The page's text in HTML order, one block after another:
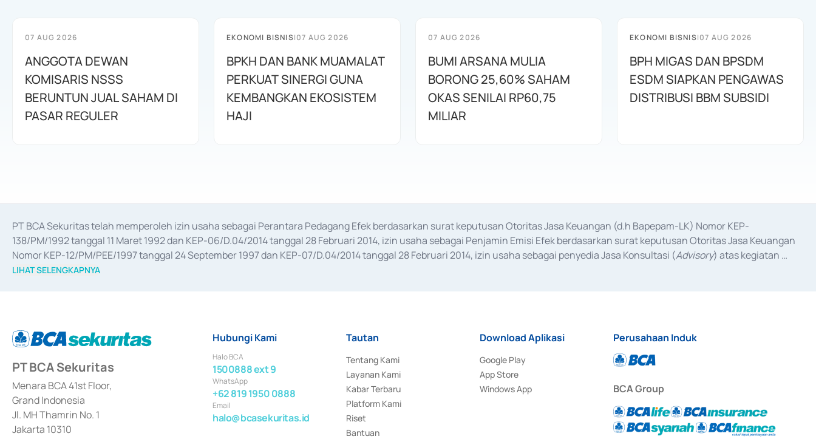
07 AUG 2026
ANGGOTA DEWAN
KOMISARIS NSSS
BERUNTUN JUAL SAHAM DI
PASAR REGULER
EKONOMI BISNIS|07 AUG 2026
BPKH DAN BANK MUAMALAT
PERKUAT SINERGI GUNA
KEMBANGKAN EKOSISTEM
HAJI
07 AUG 2026
BUMI ARSANA MULIA
BORONG 25,60% SAHAM
OKAS SENILAI RP60,75
MILIAR
EKONOMI BISNIS|07 AUG 2026
BPH MIGAS DAN BPSDM
ESDM SIAPKAN PENGAWAS
DISTRIBUSI BBM SUBSIDI
PT BCA Sekuritas telah memperoleh izin usaha sebagai Perantara Pedagang Efek berdasarkan surat keputusan Otoritas Jasa Keuangan (d.h Bapepam-LK) Nomor KEP-
138/PM/1992 tanggal 11 Maret 1992 dan KEP-06/D.04/2014 tanggal 28 Februari 2014, izin usaha sebagai Penjamin Emisi Efek berdasarkan surat keputusan Otoritas Jasa Keuangan
Nomor KEP-12/PM/PEE/1997 tanggal 24 September 1997 dan KEP-07/D.04/2014 tanggal 28 Februari 2014, izin usaha sebagai penyedia Jasa Konsultasi (Advisory) atas kegiatan
merger, akuisisi, divestasi, dan
LIHAT SELENGKAPNYA
PT BCA Sekuritas
Menara BCA 41st Floor,
Grand Indonesia
Jl. MH Thamrin No. 1
Jakarta 10310
Hubungi Kami
Halo BCA
1500888 ext 9
WhatsApp
+62 819 1950 0888
Email
halo@bcasekuritas.id
Tautan
Tentang Kami
Layanan Kami
Kabar Terbaru
Platform Kami
Riset
Bantuan
Download Aplikasi
Google Play
App Store
Windows App
Perusahaan Induk
BCA Group